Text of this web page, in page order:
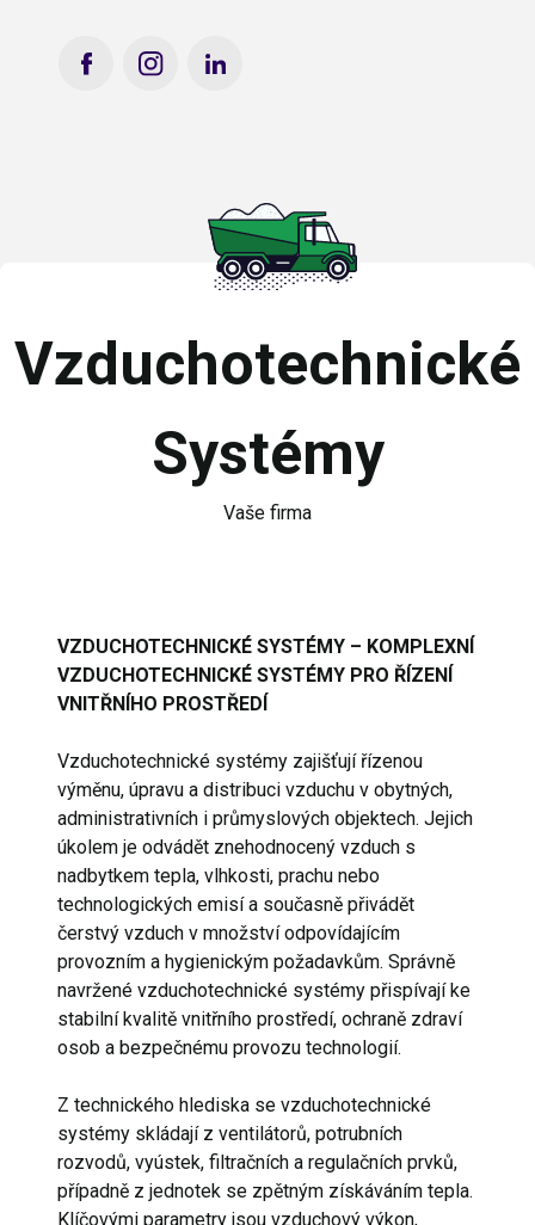
Vzduchotechnické
Systémy
Vaše firma
VZDUCHOTECHNICKÉ SYSTÉMY – KOMPLEXNÍ
VZDUCHOTECHNICKÉ SYSTÉMY PRO ŘÍZENÍ
VNITŘNÍHO PROSTŘEDÍ
Vzduchotechnické systémy zajišťují řízenou
výměnu, úpravu a distribuci vzduchu v obytných,
administrativních i průmyslových objektech. Jejich
úkolem je odvádět znehodnocený vzduch s
nadbytkem tepla, vlhkosti, prachu nebo
technologických emisí a současně přivádět
čerstvý vzduch v množství odpovídajícím
provozním a hygienickým požadavkům. Správně
navržené vzduchotechnické systémy přispívají ke
stabilní kvalitě vnitřního prostředí, ochraně zdraví
osob a bezpečnému provozu technologií.
Z technického hlediska se vzduchotechnické
systémy skládají z ventilátorů, potrubních
rozvodů, vyústek, filtračních a regulačních prvků,
případně z jednotek se zpětným získáváním tepla.
Klíčovými parametry jsou vzduchový výkon,